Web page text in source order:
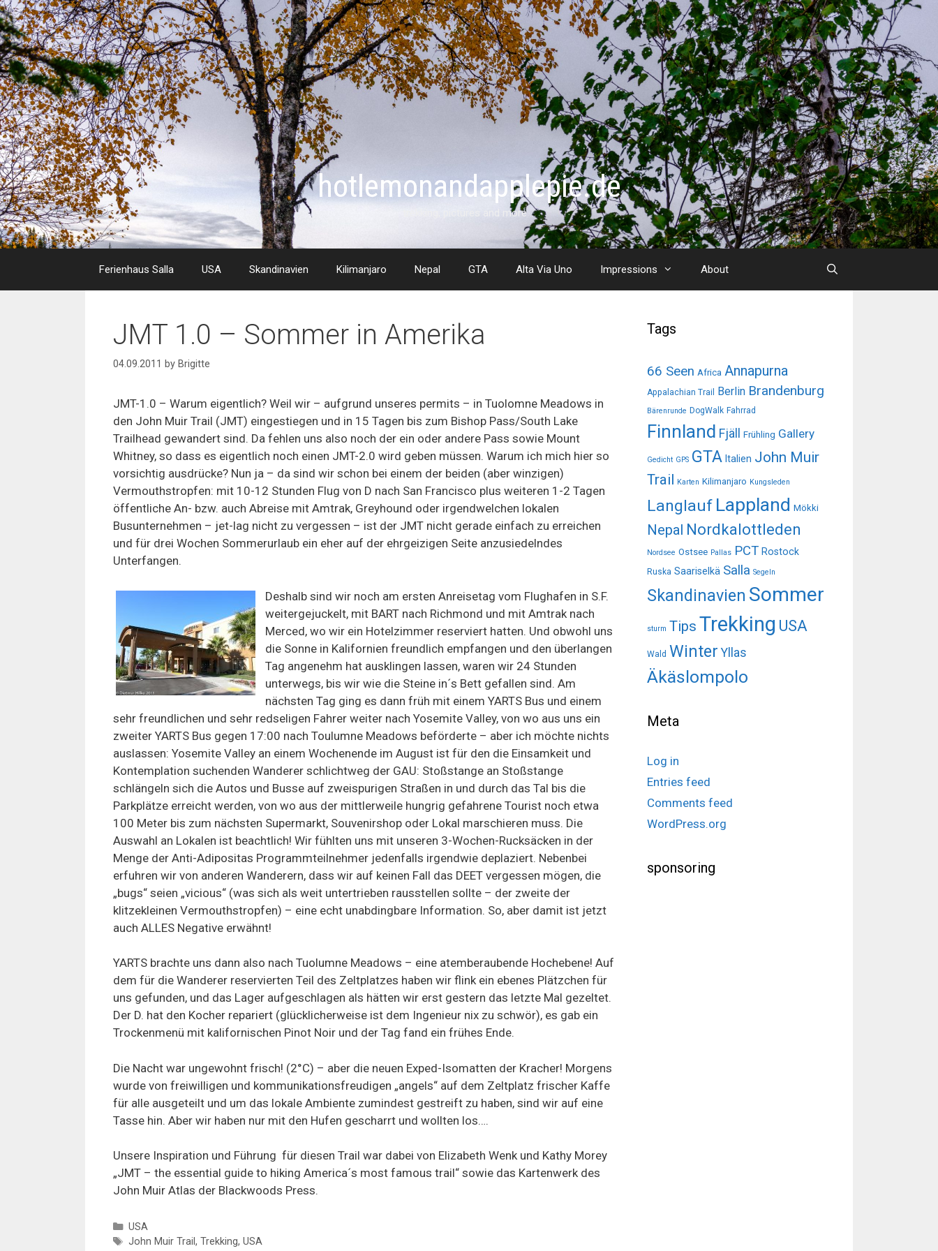
Skip
to
content
hotlemonandapplepie.de
trekking, pictures and more …
Ferienhaus Salla USA Skandinavien Kilimanjaro Nepal GTA Alta Via Uno Impressions About
JMT 1.0 – Sommer in Amerika
04.09.2011 by Brigitte
JMT-1.0 – Warum eigentlich? Weil wir – aufgrund unseres permits – in Tuolomne Meadows in
den John Muir Trail (JMT) eingestiegen und in 15 Tagen bis zum Bishop Pass/South Lake
Trailhead gewandert sind. Da fehlen uns also noch der ein oder andere Pass sowie Mount
Whitney, so dass es eigentlich noch einen JMT-2.0 wird geben müssen. Warum ich mich hier so
vorsichtig ausdrücke? Nun ja – da sind wir schon bei einem der beiden (aber winzigen)
Vermouthstropfen: mit 10-12 Stunden Flug von D nach San Francisco plus weiteren 1-2 Tagen
öffentliche An- bzw. auch Abreise mit Amtrak, Greyhound oder irgendwelchen lokalen
Busunternehmen – jet-lag nicht zu vergessen – ist der JMT nicht gerade einfach zu erreichen
und für drei Wochen Sommerurlaub ein eher auf der ehrgeizigen Seite anzusiedelndes
Unterfangen.
Deshalb sind wir noch am ersten Anreisetag vom Flughafen in S.F.
weitergejuckelt, mit BART nach Richmond und mit Amtrak nach
Merced, wo wir ein Hotelzimmer reserviert hatten. Und obwohl uns
die Sonne in Kalifornien freundlich empfangen und den überlangen
Tag angenehm hat ausklingen lassen, waren wir 24 Stunden
unterwegs, bis wir wie die Steine in´s Bett gefallen sind. Am
nächsten Tag ging es dann früh mit einem YARTS Bus und einem
sehr freundlichen und sehr redseligen Fahrer weiter nach Yosemite Valley, von wo aus uns ein
zweiter YARTS Bus gegen 17:00 nach Toulumne Meadows beförderte – aber ich möchte nichts
auslassen: Yosemite Valley an einem Wochenende im August ist für den die Einsamkeit und
Kontemplation suchenden Wanderer schlichtweg der GAU: Stoßstange an Stoßstange
schlängeln sich die Autos und Busse auf zweispurigen Straßen in und durch das Tal bis die
Parkplätze erreicht werden, von wo aus der mittlerweile hungrig gefahrene Tourist noch etwa
100 Meter bis zum nächsten Supermarkt, Souvenirshop oder Lokal marschieren muss. Die
Auswahl an Lokalen ist beachtlich! Wir fühlten uns mit unseren 3-Wochen-Rucksäcken in der
Menge der Anti-Adipositas Programmteilnehmer jedenfalls irgendwie deplaziert. Nebenbei
erfuhren wir von anderen Wanderern, dass wir auf keinen Fall das DEET vergessen mögen, die
„bugs“ seien „vicious“ (was sich als weit untertrieben rausstellen sollte – der zweite der
klitzekleinen Vermouthstropfen) – eine echt unabdingbare Information. So, aber damit ist jetzt
auch ALLES Negative erwähnt!
YARTS brachte uns dann also nach Tuolumne Meadows – eine atemberaubende Hochebene! Auf
dem für die Wanderer reservierten Teil des Zeltplatzes haben wir flink ein ebenes Plätzchen für
uns gefunden, und das Lager aufgeschlagen als hätten wir erst gestern das letzte Mal gezeltet.
Der D. hat den Kocher repariert (glücklicherweise ist dem Ingenieur nix zu schwör), es gab ein
Trockenmenü mit kalifornischen Pinot Noir und der Tag fand ein frühes Ende.
Die Nacht war ungewohnt frisch! (2°C) – aber die neuen Exped-Isomatten der Kracher! Morgens
wurde von freiwilligen und kommunikationsfreudigen „angels“ auf dem Zeltplatz frischer Kaffe
für alle ausgeteilt und um das lokale Ambiente zumindest gestreift zu haben, sind wir auf eine
Tasse hin. Aber wir haben nur mit den Hufen gescharrt und wollten los….
Unsere Inspiration und Führung für diesen Trail war dabei von Elizabeth Wenk und Kathy Morey
„JMT – the essential guide to hiking America´s most famous trail“ sowie das Kartenwerk des
John Muir Atlas der Blackwoods Press.
Categories
USA
Tags
John Muir Trail , Trekking, USA
Tags
66 Seen Africa Annapurna
Appalachian Trail Berlin Brandenburg
Bärenrunde DogWalk Fahrrad
Finnland Fjäll Frühling Gallery
Gedicht GPS GTA Italien John Muir
Trail Karten Kilimanjaro Kungsleden
Langlauf Lappland Mökki
Nepal Nordkalottleden
Nordsee Ostsee Pallas PCT Rostock
Ruska Saariselkä Salla Segeln
Skandinavien Sommer
sturm Tips Trekking USA
Wald Winter Yllas
Äkäslompolo
Meta
Log in
Entries feed
Comments feed
WordPress.org
sponsoring